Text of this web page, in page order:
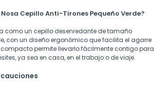
Cepillo Anti-Tirones Pequeño Verde?
como un cepillo desenredante de tamaño
con un diseño ergonómico que facilita el agarre
permite llevarlo fácilmente contigo para
ya sea en casa, en el trabajo o de viaje.